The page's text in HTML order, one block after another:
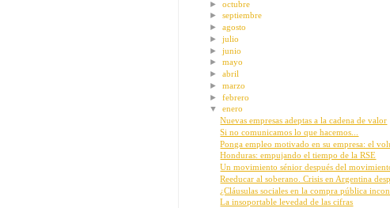
►octubre
►septiembre
►agosto
►julio
►junio
►mayo
►abril
►marzo
►febrero
▼enero
Nuevas empresas adeptas a la cadena de valor
Si no comunicamos lo que hacemos...
Ponga empleo motivado en su empresa: el
Honduras: empujando el tiempo de la RSE
Un movimiento sénior después del
Reeducar al soberano. Crisis en Argentina
¿Cláusulas sociales en la compra pública
La insoportable levedad de las cifras